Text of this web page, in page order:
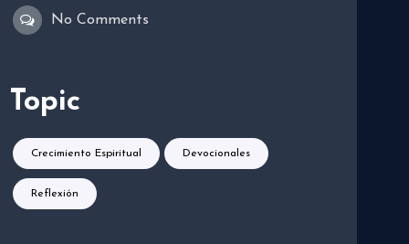
No Comments
Topic
Crecimiento Espiritual Devocionales
Reflexión